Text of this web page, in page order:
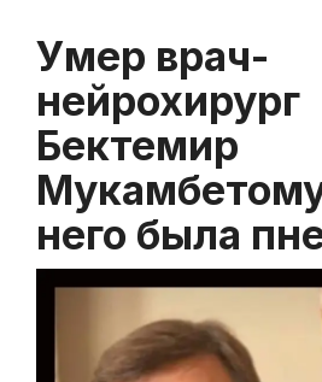
Умер врач-
нейрохирург
Бектемир
него была